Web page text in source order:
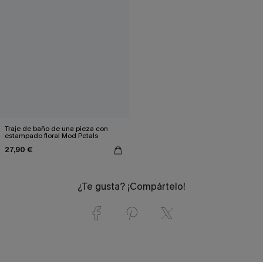
Traje de baño de una pieza con
estampado floral Mod Petals
27,90 €
¿Te gusta? ¡Compártelo!